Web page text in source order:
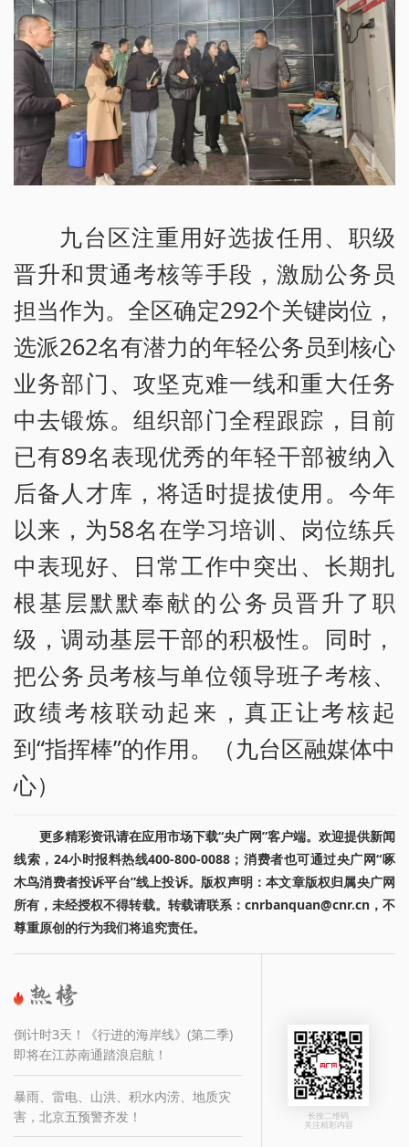
九台区注重用好选拔任用、职级
晋升和贯通考核等手段，激励公务员
担当作为。全区确定292个关键岗位，
选派262名有潜力的年轻公务员到核心
业务部门、攻坚克难一线和重大任务
中去锻炼。组织部门全程跟踪，目前
已有89名表现优秀的年轻干部被纳入
后备人才库，将适时提拔使用。今年
以来，为58名在学习培训、岗位练兵
中表现好、日常工作中突出、长期扎
根基层默默奉献的公务员晋升了职
级，调动基层干部的积极性。同时，
把公务员考核与单位领导班子考核、
政绩考核联动起来，真正让考核起
到“指挥棒”的作用。（九台区融媒体中
心）
更多精彩资讯请在应用市场下载“央广网”客户端。欢迎提供新闻
线索，24小时报料热线400-800-0088；消费者也可通过央广网“啄
木鸟消费者投诉平台”线上投诉。版权声明：本文章版权归属央广网
所有，未经授权不得转载。转载请联系：cnrbanquan@cnr.cn，不
尊重原创的行为我们将追究责任。
倒计时3天！《行进的海岸线》(第二季)
即将在江苏南通踏浪启航！
暴雨、雷电、山洪、积水内涝、地质灾
害，北京五预警齐发！
长按二维码
关注精彩内容